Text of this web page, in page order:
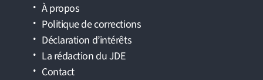
À propos
Politique de corrections
Déclaration d’intérêts
La rédaction du JDE
Contact